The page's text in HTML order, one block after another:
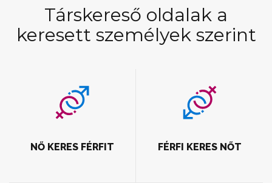
Társkereső oldalak a
keresett személyek szerint
NŐ KERES FÉRFIT FÉRFI KERES NŐT